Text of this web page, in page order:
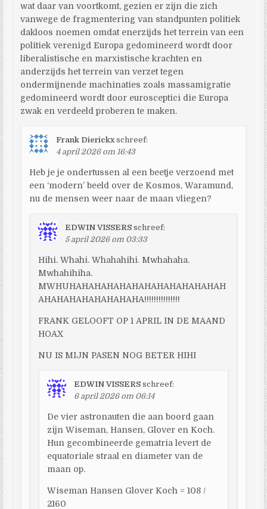
wat daar van voortkomt, gezien er zijn die zich
vanwege de fragmentering van standpunten politiek
dakloos noemen omdat enerzijds het terrein van een
politiek verenigd Europa gedomineerd wordt door
liberalistische en marxistische krachten en
anderzijds het terrein van verzet tegen
ondermijnende machinaties zoals massamigratie
gedomineerd wordt door eurosceptici die Europa
zwak en verdeeld proberen te maken.
Frank Dierickx schreef:
4 april 2026 om 16:43
Heb je je ondertussen al een beetje verzoend met
een ‘modern’ beeld over de Kosmos, Waramund,
nu de mensen weer naar de maan vliegen?
EDWIN VISSERS schreef:
5 april 2026 om 03:33
Hihi. Whahi. Whahahihi. Mwhahaha.
Mwhahihiha.
MWHUHAHAHAHAHAHAHAHAHAHAHAHAH
AHAHAHAHAHAHAHAHA!!!!!!!!!!!!!!!
FRANK GELOOFT OP 1 APRIL IN DE MAAND
HOAX
NU IS MIJN PASEN NOG BETER HIHI
EDWIN VISSERS schreef:
6 april 2026 om 06:14
De vier astronauten die aan boord gaan
zijn Wiseman, Hansen, Glover en Koch.
Hun gecombineerde gematria levert de
equatoriale straal en diameter van de
maan op.
Wiseman Hansen Glover Koch = 108 /
2160